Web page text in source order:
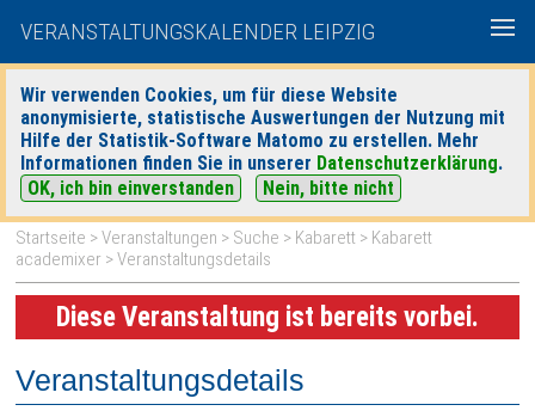
VERANSTALTUNGSKALENDER LEIPZIG
Wir verwenden Cookies, um für diese Website
anonymisierte, statistische Auswertungen der Nutzung mit
Hilfe der Statistik-Software Matomo zu erstellen. Mehr
Informationen finden Sie in unserer Datenschutzerklärung.
OK, ich bin einverstanden
Nein, bitte nicht
heute|morgen| Detaillierte Suche
Startseite >Veranstaltungen > Suche > Kabarett > Kabarett
academixer > Veranstaltungsdetails
Diese Veranstaltung ist bereits vorbei.
Veranstaltungsdetails